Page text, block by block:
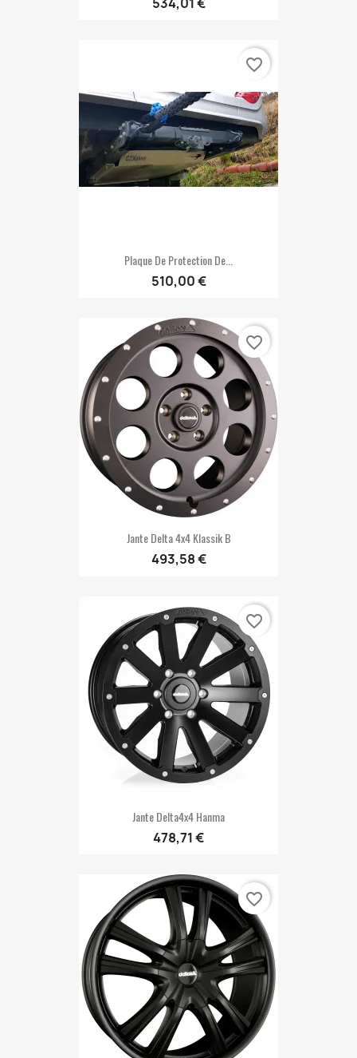
Plaque De Protection De...
510,00 €
favorite_border
Jante Delta 4x4 Klassik B
493,58 €
favorite_border
Jante Delta4x4 Hanma
478,71 €
favorite_border
favorite_border